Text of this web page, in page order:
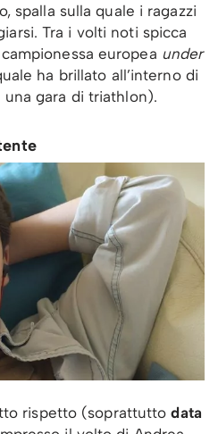
spalla sulla quale i ragazzi
Tra i volti noti spicca
europea under
ha brillato all’interno di
gara di triathlon).
rispetto (soprattuttodata